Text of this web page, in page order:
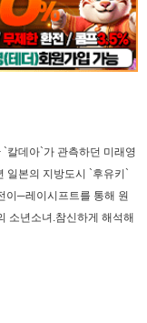
칼데아`가 관측하던 미래영
일본의 지방도시 `후유키`
이─레이시프트를 통해 원
소년소녀.참신하게 해석해